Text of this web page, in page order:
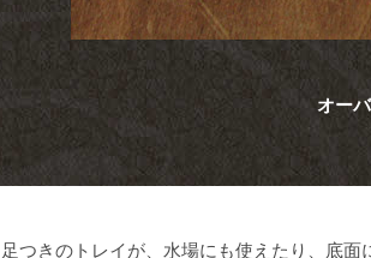
オー
足つきのトレイが、水場にも使えたり、底